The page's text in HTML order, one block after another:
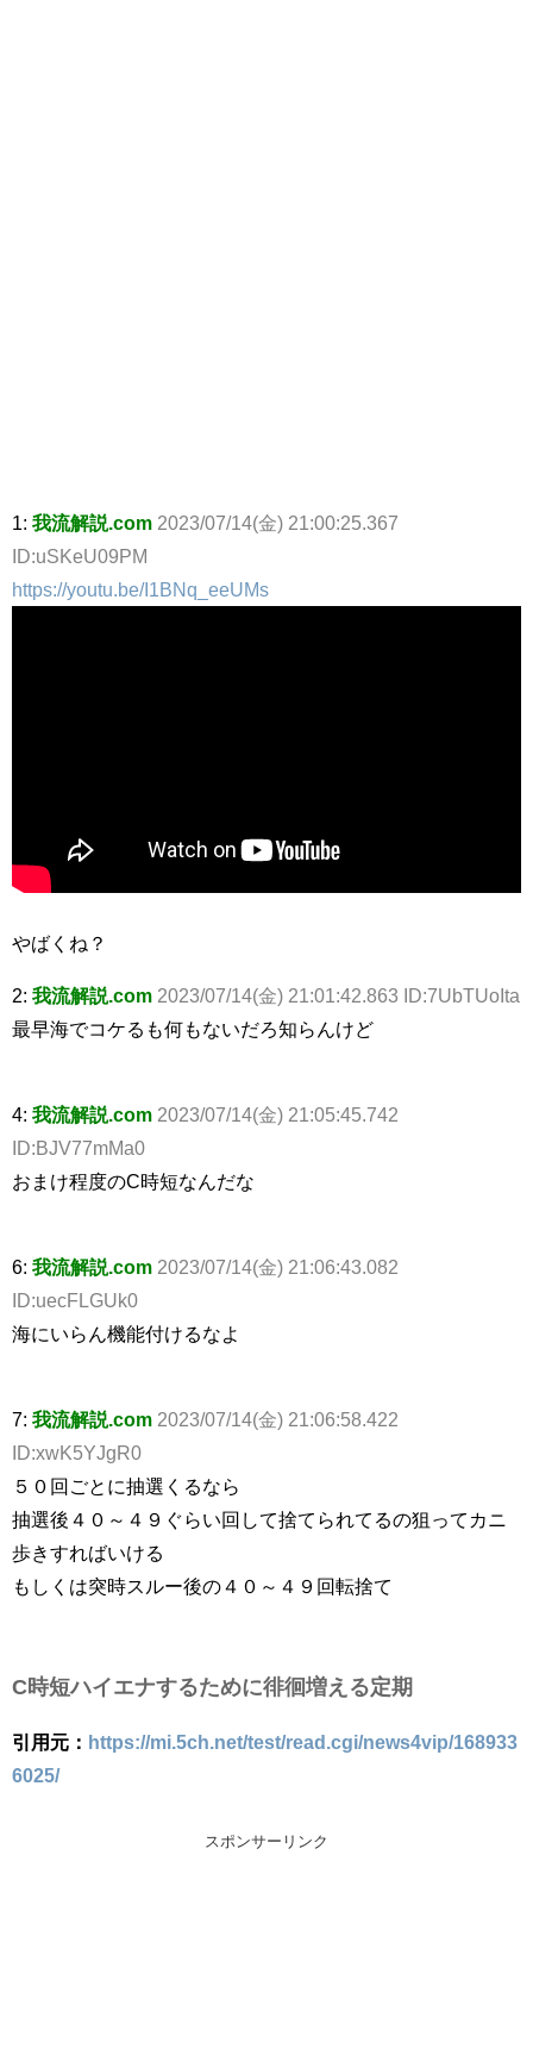
1: 我流解説.com 2023/07/14(金) 21:00:25.367
ID:uSKeU09PM
https://youtu.be/I1BNq_eeUMs
やばくね？
2: 我流解説.com 2023/07/14(金) 21:01:42.863 ID:7UbTUoIta
最早海でコケるも何もないだろ知らんけど
4: 我流解説.com 2023/07/14(金) 21:05:45.742
ID:BJV77mMa0
おまけ程度のC時短なんだな
6: 我流解説.com 2023/07/14(金) 21:06:43.082
ID:uecFLGUk0
海にいらん機能付けるなよ
7: 我流解説.com 2023/07/14(金) 21:06:58.422
ID:xwK5YJgR0
５０回ごとに抽選くるなら
抽選後４０～４９ぐらい回して捨てられてるの狙ってカニ
歩きすればいける
もしくは突時スルー後の４０～４９回転捨て
C時短ハイエナするために徘徊増える定期
引用元： https://mi.5ch.net/test/read.cgi/news4vip/168933
6025/
スポンサーリンク